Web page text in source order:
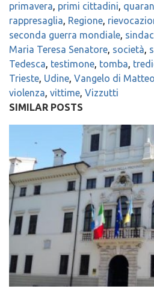
primavera, primi cittadini,
rappresaglia, Regione,
seconda guerra mondiale,
Maria Teresa Senatore, società,
Tedesca, testimone, tomba,
Trieste, Udine, Vangelo di Matteo
violenza, vittime, Vizzutti
SIMILAR POSTS